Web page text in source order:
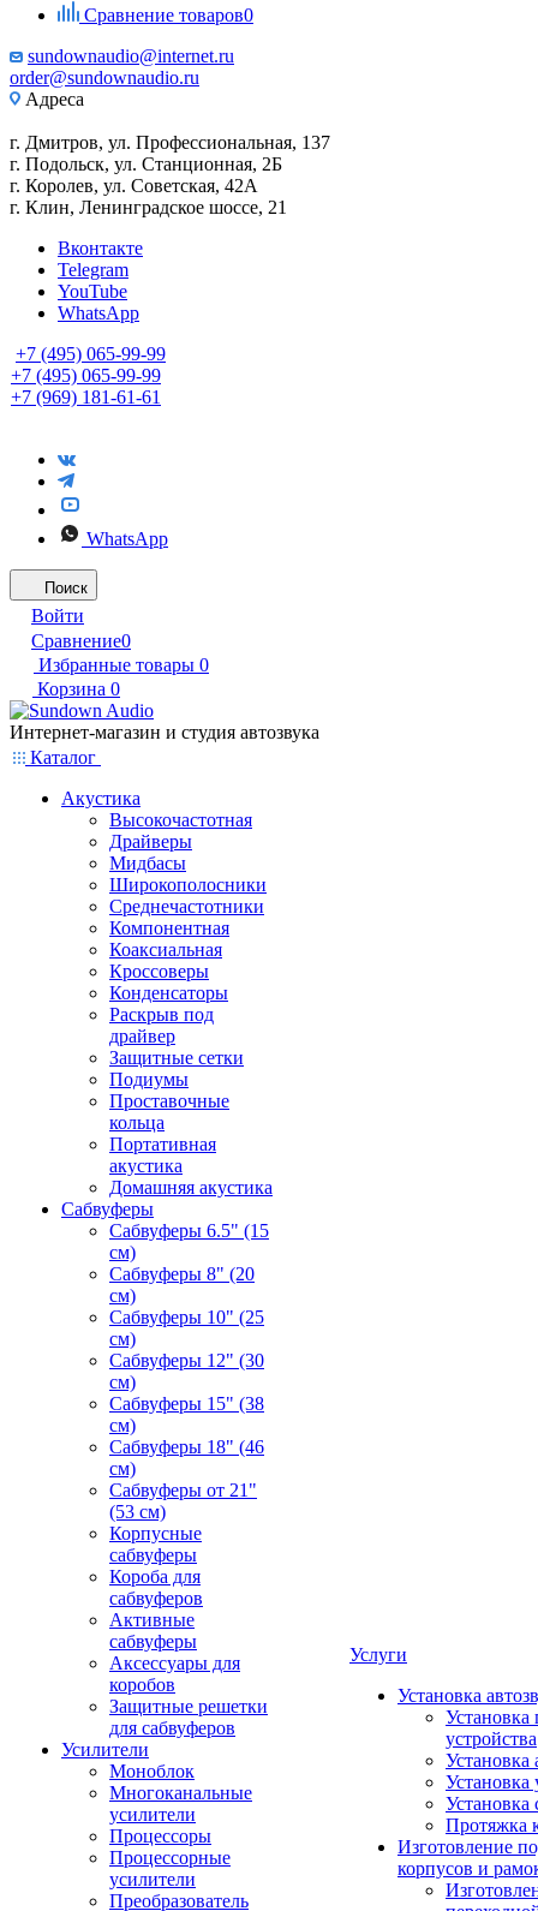
Сравнение товаров0
sundownaudio@internet.ru
order@sundownaudio.ru
Адреса
г. Дмитров, ул. Профессиональная, 137
г. Подольск, ул. Станционная, 2Б
г. Королев, ул. Советская, 42А
г. Клин, Ленинградское шоссе, 21
Вконтакте
Telegram
YouTube
WhatsApp
+7 (495) 065-99-99
+7 (495) 065-99-99
+7 (969) 181-61-61
WhatsApp
Поиск
Войти
Сравнение0
Избранные товары 0
Корзина 0
Интернет-магазин и студия автозвука
Каталог
Акустика
Высокочастотная
Драйверы
Мидбасы
Широкополосники
Среднечастотники
Компонентная
Коаксиальная
Кроссоверы
Конденсаторы
Раскрыв под
драйвер
Защитные сетки
Подиумы
Проставочные
кольца
Портативная
акустика
Домашняя акустика
Сабвуферы
Сабвуферы 6.5" (15
см)
Сабвуферы 8" (20
см)
Сабвуферы 10" (25
см)
Сабвуферы 12" (30
см)
Сабвуферы 15" (38
см)
Сабвуферы 18" (46
см)
Сабвуферы от 21"
(53 см)
Корпусные
сабвуферы
Короба для
сабвуферов
Активные
сабвуферы
Аксессуары для
коробов
Защитные решетки
для сабвуферов
Усилители
Моноблок
Многоканальные
усилители
Процессоры
Процессорные
усилители
Преобразователь
Услуги
Установка
Установка
устройства
Установка
Установка
Установка
Протяжка
Изготовление
корпусов и